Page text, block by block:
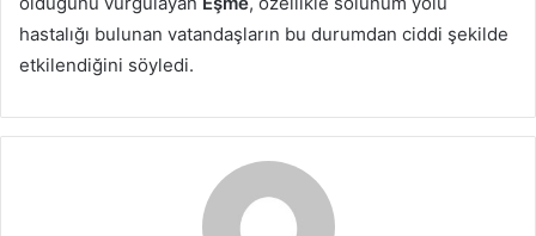
hastalığı bulunan vatandaşların bu durumdan ciddi şekilde
etkilendiğini söyledi.